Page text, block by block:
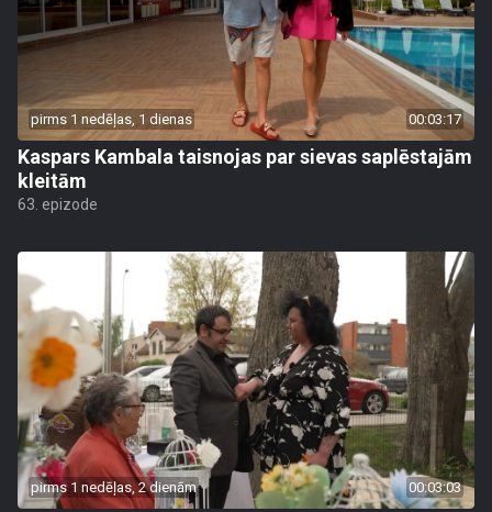
pirms 1 nedēļas, 1 dienas 00:03:17
Kaspars Kambala taisnojas par sievas saplēstajām
kleitām
63. epizode
pirms 1 nedēļas, 2 dienām 00:03:03